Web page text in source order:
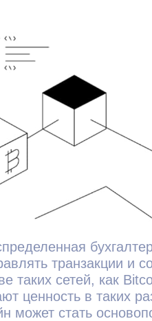
транзакции и
таких сетей, как
ценность в таких
может стать